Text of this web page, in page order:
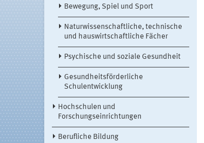
Bewegung, Spiel und Sport
Naturwissenschaftliche, technische
und hauswirtschaftliche Fächer
Psychische und soziale Gesundheit
Gesundheitsförderliche
Schulentwicklung
Hochschulen und
Forschungseinrichtungen
Berufliche Bildung